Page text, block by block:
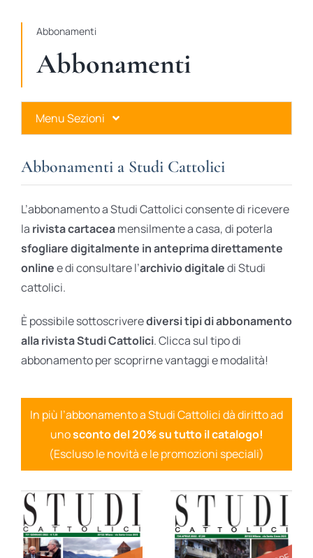
Abbonamenti
Abbonamenti
Menu Sezioni
Ares Gold
Ares Digital
Ares Gift Card
Abbonamenti a Studi Cattolici
L’abbonamento a Studi Cattolici consente di ricevere
la rivista cartaceamensilmente a casa, di poterla
sfogliare digitalmente in anteprima direttamente
onlinee di consultare l’archivio digitaledi Studi
cattolici.
È possibile sottoscriverediversi tipi di abbonamento
alla rivista Studi Cattolici. Clicca sul tipo di
abbonamento per scoprirne vantaggi e modalità!
In più l’abbonamento a Studi Cattolici dà diritto ad
unosconto del 20% su tutto il catalogo!
(Escluso le novità e le promozioni speciali)